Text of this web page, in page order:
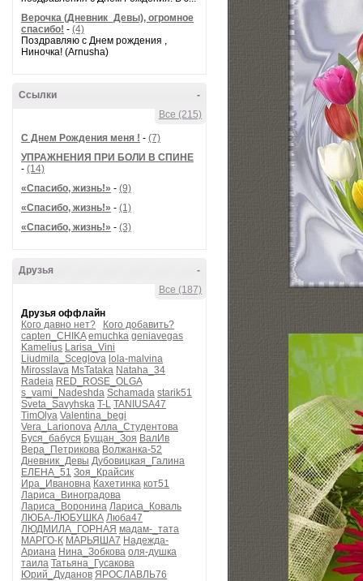
Верочка (Дневник_Девы), огромное
спасибо! - (4)
Поздравляю с Днем рождения ,
Ниночка! (Arnusha)
-
Ссылки
Все (215)
С Днем Рождения меня ! - (7)
УПРАЖНЕНИЯ ПРИ БОЛИ В СПИНЕ
- (14)
«Спасибо, жизнь!» - (9)
«Спасибо, жизнь!» - (1)
«Спасибо, жизнь!» - (3)
-
Друзья
Все (187)
Друзья оффлайн
Кого давно нет?
Кого добавить?
capten_CHIKA emuchka geniavegas
Kamelius Larisa_Vini
Liudmila_Sceglova lola-malvina
Mirosslava MsTataka Nataha_34
Radeia RED_ROSE_OLGA
s_vami_Nadeshda Schamada starik51
Sveta_Savyhska T-L TANIUSA47
TimOlya Valentina_begi
Vera_Larionova Алла_Студентова
Буся_бабуся Бущан_Зоя ВалИв
Вера_Петрикова Волжанка-52
Дневник_Девы Дубовицкая_Галина
ЕЛЕНА_51 Зоя_Крайсик
Ира_Ивановна Кахетинка кот51
Лариса_Виноградова
Лариса_Воронина Лариса_Коваль
ЛЮБА-ЛЮБУШКА Люба47
ЛЮДМИЛА_ГОРНАЯ мадам-_тата
МАРГО-К МАРЬЯША7 Надежда-
Ариана Нина_Зобкова оля-душка
таила Татьяна_Гусакова
Юрий_Дуданов ЯРОСЛАВЛЬ76